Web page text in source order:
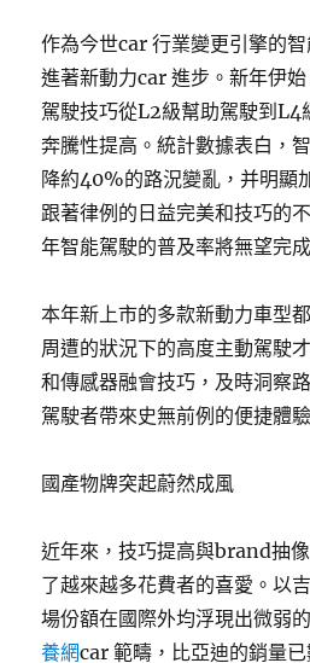
作為今世car 行業變更引擎的
進著新動力car 進步。新年伊
駕駛技巧從L2級幫助駕駛到L4
奔騰性提高。統計數據表白，
降約40%的路況變亂，并明顯
跟著律例的日益完美和技巧的
年智能駕駛的普及率將無望完
本年新上市的多款新動力車型
周遭的狀況下的高度主動駕駛
和傳感器融會技巧，及時洞察
駕駛者帶來史無前例的便捷體驗
國產物牌突起蔚然成風
近年來，技巧提高與brand抽
了越來越多花費者的喜愛。以
場份額在國際外均浮現出微弱
養網car 範疇，比亞迪的銷量